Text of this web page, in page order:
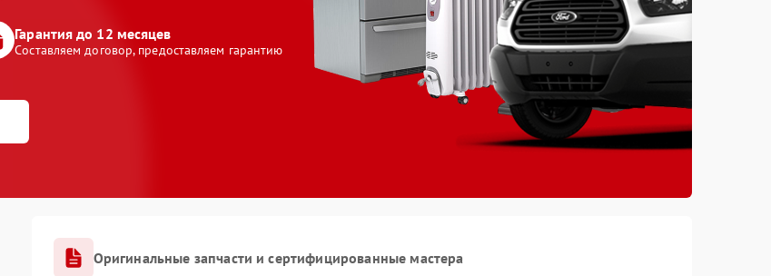
Гарантия до 12 месяцев
Составляем договор, предоставляем гарантию
Оригинальные запчасти и сертифицированные мастера